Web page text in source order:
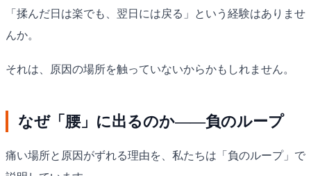
「揉んだ日は楽でも、翌日には戻る」という経験はありませ
んか。
それは、原因の場所を触っていないからかもしれません。
なぜ「腰」に出るのか——負のループ
痛い場所と原因がずれる理由を、私たちは「負のループ」で